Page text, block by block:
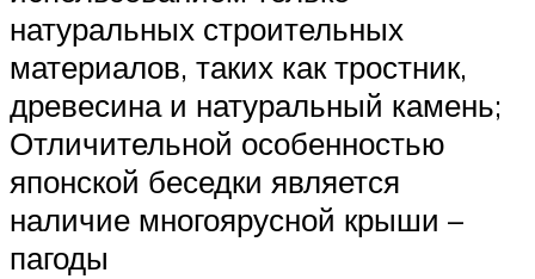
натуральных строительных
материалов, таких как тростник,
древесина и натуральный камень;
Отличительной особенностью
японской беседки является
наличие многоярусной крыши –
пагоды